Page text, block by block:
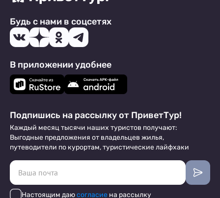
Будь с нами в соцсетях
В приложении удобнее
Подпишись на рассылку от ПриветТур!
Каждый месяц тысячи наших туристов получают:
Выгодные предложения от владельцев жилья,
путеводители по курортам, туристические лайфхаки
Настоящим даюсогласие на рассылку